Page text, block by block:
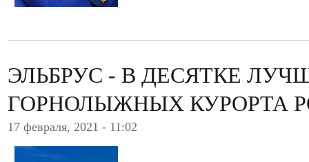
ЭЛЬБРУС - В ДЕСЯТКЕ
ГОРНОЛЫЖНЫХ КУРОРТА
17 февраля, 2021 - 11:02